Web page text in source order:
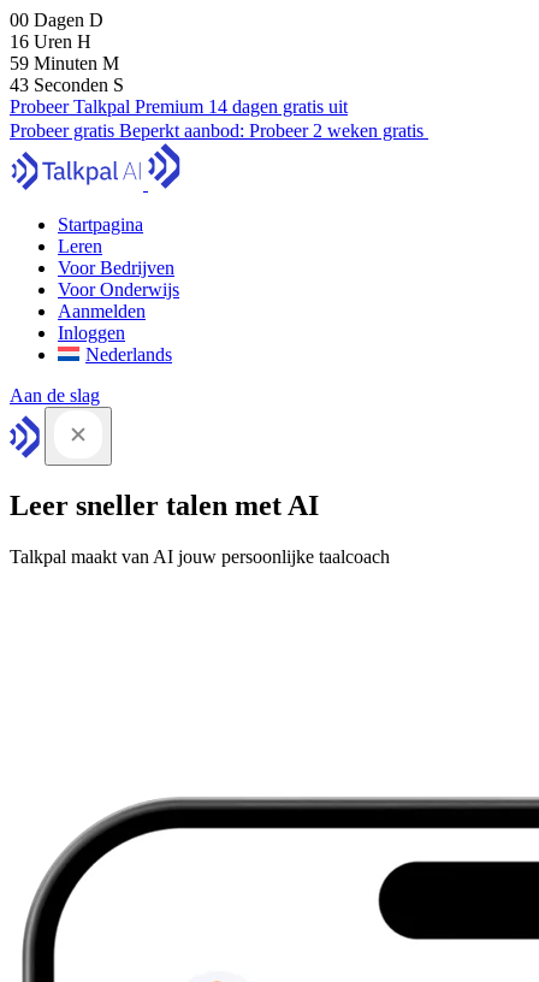
00 Dagen D
16 Uren H
59 Minuten M
42 Seconden S
Probeer Talkpal Premium 14 dagen gratis uit
Probeer gratis Beperkt aanbod: Probeer 2 weken gratis
Startpagina
Leren
Voor Bedrijven
Voor Onderwijs
Aanmelden
Inloggen
Nederlands
Aan de slag
Leer sneller talen met AI
Talkpal maakt van AI jouw persoonlijke taalcoach